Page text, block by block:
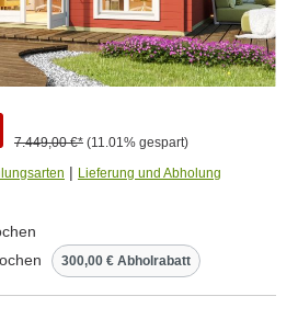
7.449,00 €* (11.01% gespart)
| Lieferung und Abholung
300,00 € Abholrabatt